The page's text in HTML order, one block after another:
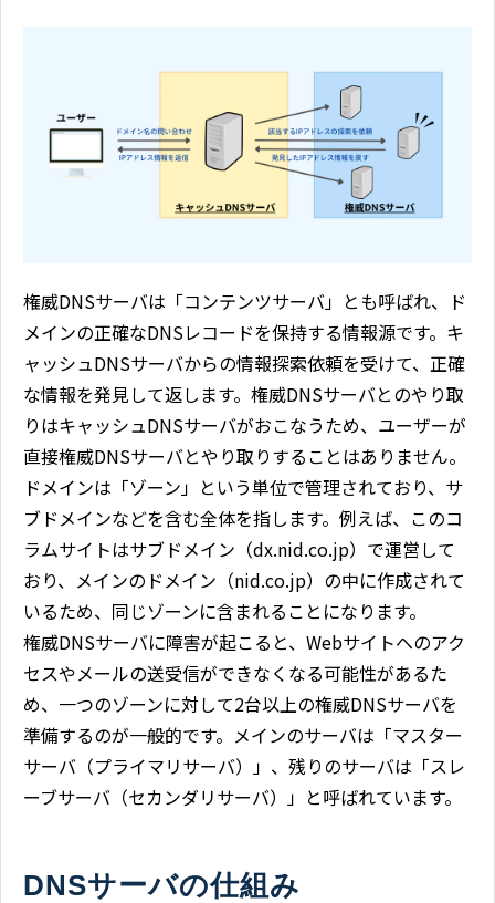
権威DNSサーバは「コンテンツサーバ」とも呼ばれ、ド
メインの正確なDNSレコードを保持する情報源です。キ
ャッシュDNSサーバからの情報探索依頼を受けて、正確
な情報を発見して返します。権威DNSサーバとのやり取
りはキャッシュDNSサーバがおこなうため、ユーザーが
直接権威DNSサーバとやり取りすることはありません。
ドメインは「ゾーン」という単位で管理されており、サ
ブドメインなどを含む全体を指します。例えば、このコ
ラムサイトはサブドメイン（dx.nid.co.jp）で運営して
おり、メインのドメイン（nid.co.jp）の中に作成されて
いるため、同じゾーンに含まれることになります。
権威DNSサーバに障害が起こると、Webサイトへのアク
セスやメールの送受信ができなくなる可能性があるた
め、一つのゾーンに対して2台以上の権威DNSサーバを
準備するのが一般的です。メインのサーバは「マスター
サーバ（プライマリサーバ）」、残りのサーバは「スレ
ーブサーバ（セカンダリサーバ）」と呼ばれています。
DNSサーバの仕組み